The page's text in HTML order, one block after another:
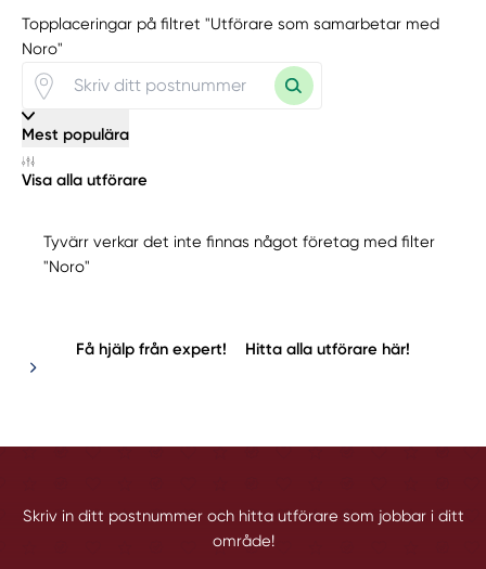
Topplaceringar på filtret "Utförare som samarbetar med
Noro"
Mest populära
Visa alla utförare
Tyvärr verkar det inte finnas något företag med filter
"Noro"
Få hjälp från expert! Hitta alla utförare här!
Skriv in ditt postnummer och hitta utförare som jobbar i ditt
område!